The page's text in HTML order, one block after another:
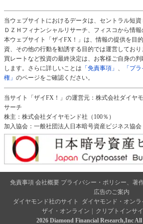
当ウェブサイトにおけるデータは、セントラル短資
ＤＺＨフィナンシャルリサーチ、フィスコから情報
本ウェブサイト「ザイFX！」は、情報の提供を目
資、その他の行動を勧誘する目的では運営してお
買レートなど投資の最終決定は、お客様ご自身の
します。さらに詳しいことは 「免責事項」 、
「プ
権」 のページをご確認ください。
当サイト「ザイFX！」の運営元：株式会社ダイヤ
サーチ
株主：株式会社ダイヤモンド社（100％）
加入協会：一般社団法人日本暗号資産ビジネス協会
免責事項 会社概要 プライバシー・ポリシー、著
広告のご案内
ダイヤモンド社のサイト
ダイヤモンド・オンラ
ザイ・オンライン
クリプトインサ
2026 Diamond Financial Research,Inc